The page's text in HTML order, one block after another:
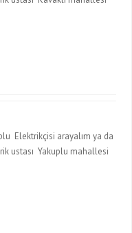
Elektrikçisi arayalım ya da
ustası Yakuplu mahallesi